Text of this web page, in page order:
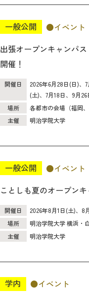
2026年9月入学者
（外部サイト）
お問合わせ
一般公開
イベント
出張オープンキャンパ
開催！
開催日
2026年6月28日(日)、
(土)、7月18日、9月26
場所
各都市の会場（福岡
主催
明治学院大学
一般公開
イベント
ことしも夏のオープン
開催日
2026年8月1日(土)、8
場所
明治学院大学 横浜・
主催
明治学院大学
学内
イベント